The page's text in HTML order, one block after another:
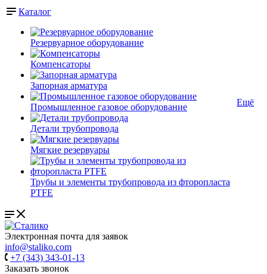
Каталог
Резервуарное оборудование
Компенсаторы
Запорная арматура
Промышленное газовое оборудование
Детали трубопровода
Мягкие резервуары
Трубы и элементы трубопровода из фторопласта
PTFE
Ещё
Электронная почта для заявок
info@staliko.com
+7 (343) 343-01-13
Заказать звонок